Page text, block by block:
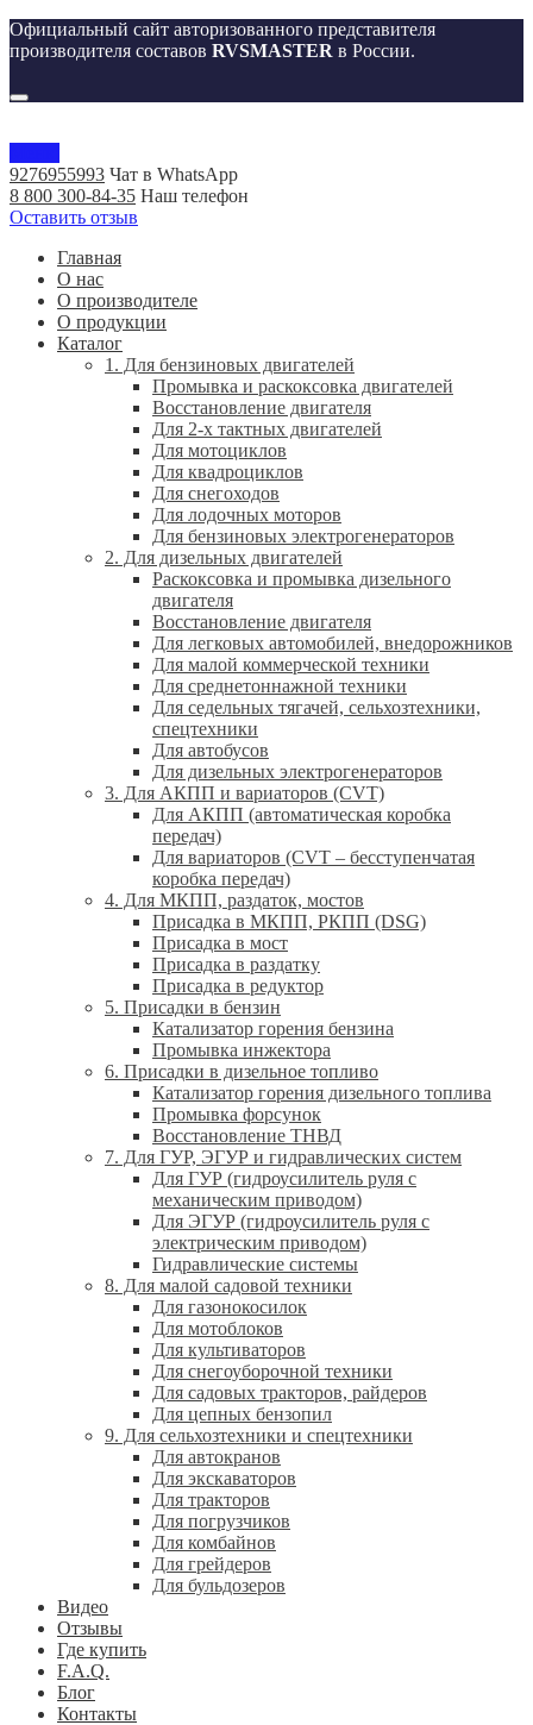
Официальный сайт авторизованного представителя
производителя составов RVSMASTER в России.
9276955993 Чат в WhatsApp
8 800 300-84-35 Наш телефон
Оставить отзыв
Главная
О нас
О производителе
О продукции
Каталог
1. Для бензиновых двигателей
Промывка и раскоксовка двигателей
Восстановление двигателя
Для 2-х тактных двигателей
Для мотоциклов
Для квадроциклов
Для снегоходов
Для лодочных моторов
Для бензиновых электрогенераторов
2. Для дизельных двигателей
Раскоксовка и промывка дизельного
двигателя
Восстановление двигателя
Для легковых автомобилей, внедорожников
Для малой коммерческой техники
Для среднетоннажной техники
Для седельных тягачей, сельхозтехники,
спецтехники
Для автобусов
Для дизельных электрогенераторов
3. Для АКПП и вариаторов (CVT)
Для АКПП (автоматическая коробка
передач)
Для вариаторов (CVT – бесступенчатая
коробка передач)
4. Для МКПП, раздаток, мостов
Присадка в МКПП, РКПП (DSG)
Присадка в мост
Присадка в раздатку
Присадка в редуктор
5. Присадки в бензин
Катализатор горения бензина
Промывка инжектора
6. Присадки в дизельное топливо
Катализатор горения дизельного топлива
Промывка форсунок
Восстановление ТНВД
7. Для ГУР, ЭГУР и гидравлических систем
Для ГУР (гидроусилитель руля с
механическим приводом)
Для ЭГУР (гидроусилитель руля с
электрическим приводом)
Гидравлические системы
8. Для малой садовой техники
Для газонокосилок
Для мотоблоков
Для культиваторов
Для снегоуборочной техники
Для садовых тракторов, райдеров
Для цепных бензопил
9. Для сельхозтехники и спецтехники
Для автокранов
Для экскаваторов
Для тракторов
Для погрузчиков
Для комбайнов
Для грейдеров
Для бульдозеров
Видео
Отзывы
Где купить
F.A.Q.
Блог
Контакты